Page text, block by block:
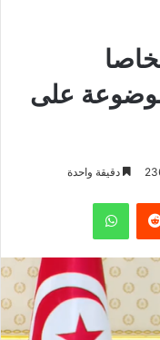
على
دقيقة واحدة
واتساب